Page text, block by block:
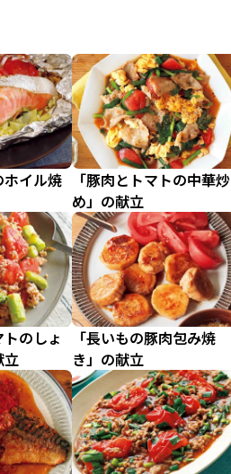
ホイル焼
「豚肉とトマトの中華炒
め」の献立
トのしょ
立
「長いもの豚肉包み焼
き」の献立